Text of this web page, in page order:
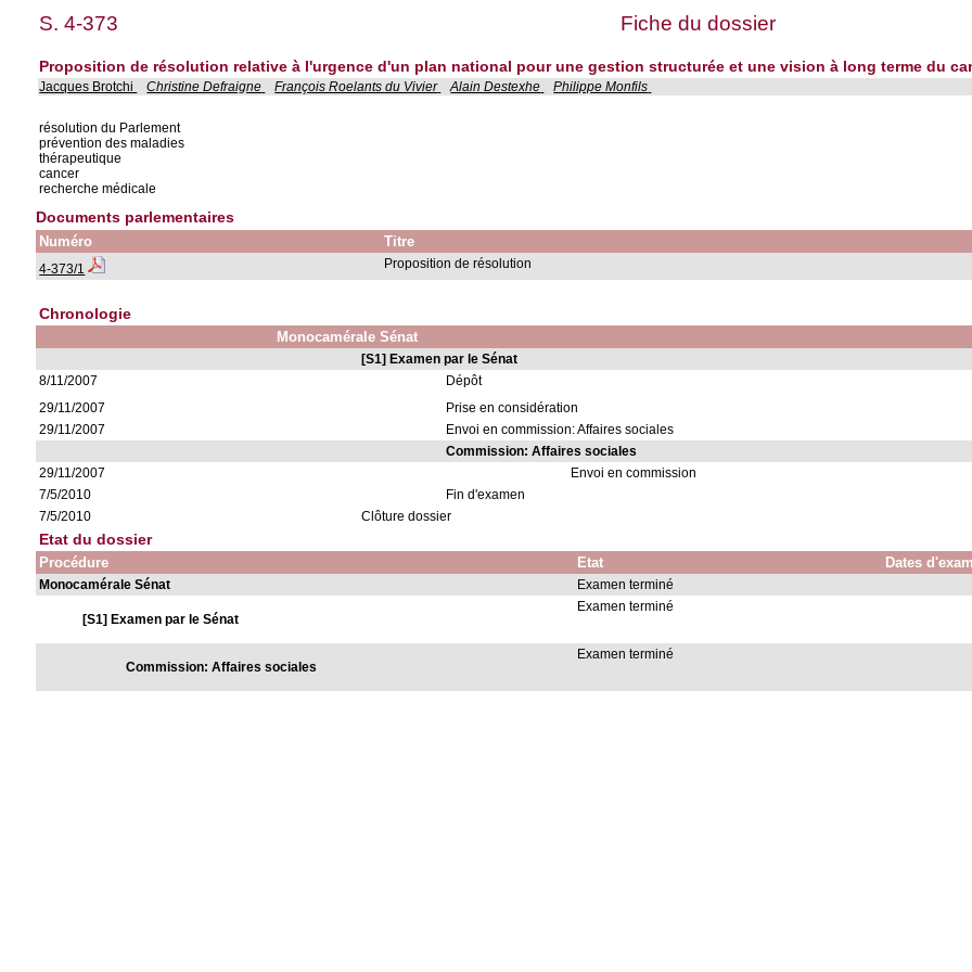
S. 4-373 Fiche du dossier
Proposition de résolution relative à l'urgence d'un plan national pour une gestion structurée et une vision à long terme du
Jacques Brotchi Christine Defraigne François Roelants du Vivier Alain Destexhe Philippe Monfils
résolution du Parlement
prévention des maladies
thérapeutique
cancer
recherche médicale
Documents parlementaires
Numéro Titre
4-373/1 Proposition de résolution
Chronologie
Monocamérale Sénat
[S1] Examen par le Sénat
8/11/2007
Dépôt
29/11/2007
Prise en considération
29/11/2007
Envoi en commission: Affaires sociales
Commission: Affaires sociales
29/11/2007
Envoi en commission
7/5/2010
Fin d'examen
7/5/2010
Clôture dossier
Etat du dossier
Procédure Etat Dates
Monocamérale Sénat Examen terminé
[S1] Examen par le Sénat
Examen terminé
Commission: Affaires sociales
Examen terminé